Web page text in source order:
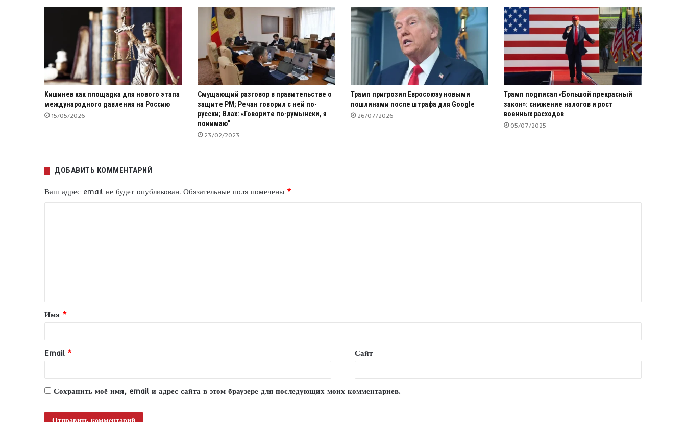
Кишинев как площадка для нового этапа
международного давления на Россию
15/05/2026
Смущающий разговор в правительстве о
защите РМ; Речан говорил с ней по-
русски; Влах: «Говорите по-румынски, я
понимаю”
23/02/2023
Трамп пригрозил Евросоюзу новыми
пошлинами после штрафа для Google
26/07/2026
Трамп подписал «Большой прекрасный
закон»: снижение налогов и рост
военных расходов
05/07/2025
ДОБАВИТЬ КОММЕНТАРИЙ
Ваш адрес email не будет опубликован. Обязательные поля помечены *
т
а
и
й
*
Имя *
Email * Сайт
Сохранить моё имя, email и адрес сайта в этом браузере для последующих моих комментариев.